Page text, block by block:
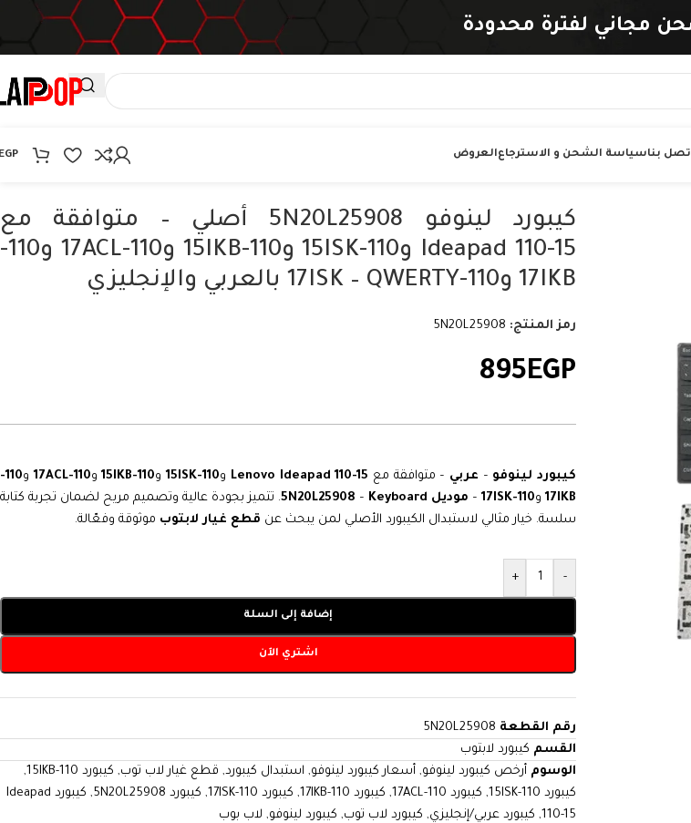
مجاني لفترة محدودة
بناسياسة الشحن و الاسترجاعالعروض
كيبورد لينوفو 5N20L25908 أصلي – متوافقة مع
Ideapad 110-15 و110-15ISK و110-15IKB و110-17ACL و110-
17IKB و110-17ISK – QWERTY بالعربي والإنجليزي
رمز المنتج: 5N20L25908
895EGP
كيبورد لينوفو – عربي – متوافقة مع Lenovo Ideapad 110-15 و110-15ISK و110-15IKB و110-17ACL و
110-
17IKBو110-17ISK
– موديل 5N20L25908 – Keyboard
. تتميز بجودة عالية وتصميم مريح لضمان تجربة كتابة
سلسة. خيار مثالي لاستبدال الكيبورد الأصلي لمن يبحث عن قطع غيار لابتوب موثوقة وفعّالة.
-
+
إضافة إلى السلة
اشتري الآن
رقم القطعة 5N20L25908
القسم كيبورد لابتوب
الوسوم أرخص كيبورد لينوفو, أسعار كيبورد لينوفو, استبدال كيبورد, قطع غيار لاب توب, كيبورد 110-15IKB
,
كيبورد 110-15ISK
, كيبورد 110-17ACL , كيبورد 110-17IKB , كيبورد 110-17ISK , كيبورد 5N20L25908 ,
كيبورد Ideapad
110-15
, كيبورد عربي/إنجليزي, كيبورد لاب توب, كيبورد لينوفو, لاب بوب